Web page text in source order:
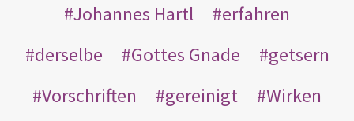
Johannes Hartl
erfahren
derselbe
Gottes Gnade
getsern
Vorschriften
gereinigt
Wirken